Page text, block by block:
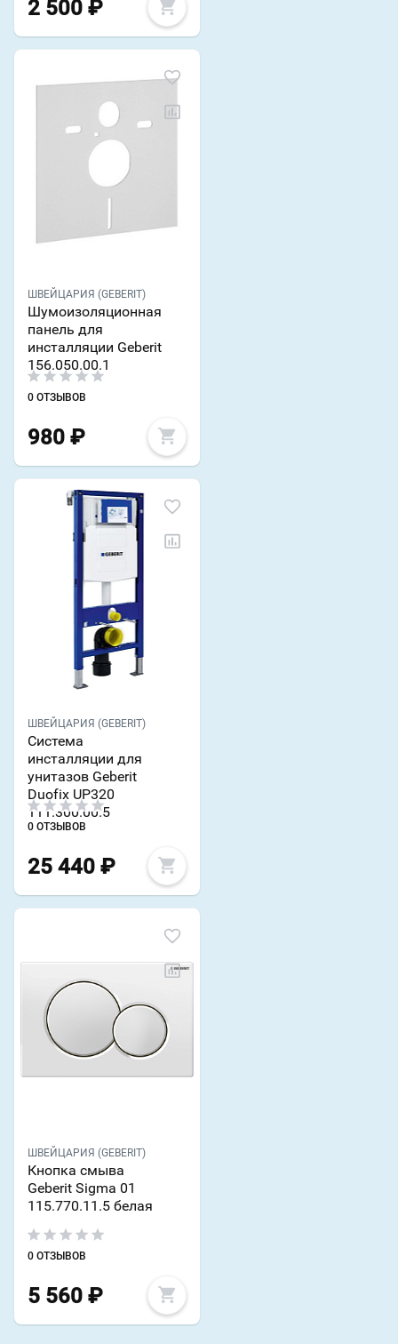
2 500 ₽
ШВЕЙЦАРИЯ (GEBERIT)
Шумоизоляционная
панель для
инсталляции Geberit
156.050.00.1
0 ОТЗЫВОВ
980 ₽
ШВЕЙЦАРИЯ (GEBERIT)
Система
инсталляции для
унитазов Geberit
Duofix UP320
111.300.00.5
0 ОТЗЫВОВ
25 440 ₽
ШВЕЙЦАРИЯ (GEBERIT)
Кнопка смыва
Geberit Sigma 01
115.770.11.5 белая
0 ОТЗЫВОВ
5 560 ₽